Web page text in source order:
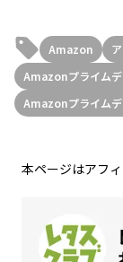
Amazon
Amazonプライム
Amazonプライム
本ページはアフ